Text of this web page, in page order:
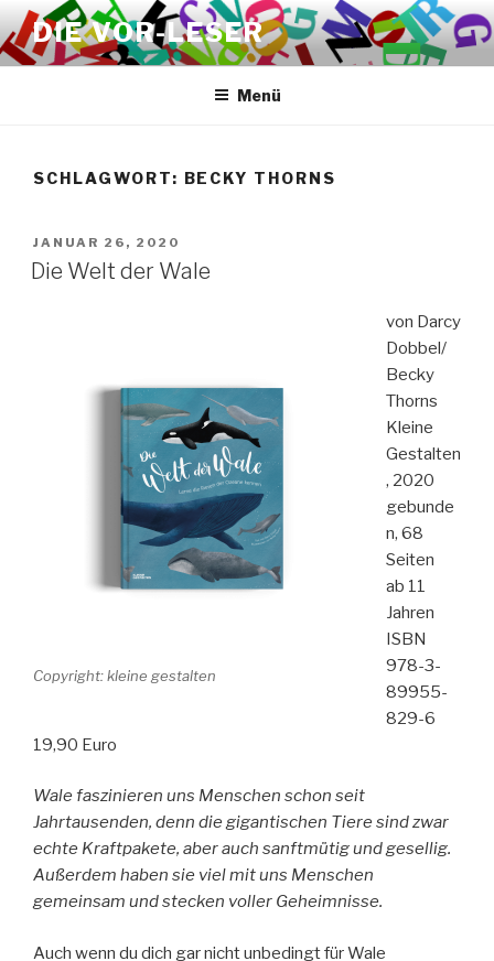
Zum
Inhalt
springen
DIE VOR-LESER
Menü
SCHLAGWORT: BECKY THORNS
VERÖFFENTLICHT
AM
JANUAR 26, 2020
Die Welt der Wale
Copyright: kleine gestalten
von Darcy
Dobbel/
Becky
Thorns
Kleine
Gestalten
, 2020
gebunde
n, 68
Seiten
ab 11
Jahren
ISBN
978-3-
89955-
829-6
19,90 Euro
Wale faszinieren uns Menschen schon seit
Jahrtausenden, denn die gigantischen Tiere sind zwar
echte Kraftpakete, aber auch sanftmütig und gesellig.
Außerdem haben sie viel mit uns Menschen
gemeinsam und stecken voller Geheimnisse.
Auch wenn du dich gar nicht unbedingt für Wale